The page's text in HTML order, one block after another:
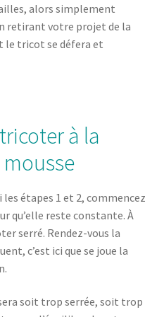
alors simplement
retirant votre projet de la
le tricot se défera et
à la
les étapes 1 et 2, commencez
qu’elle reste constante. À
serré. Rendez-vous la
c’est ici que se joue la
soit trop serrée, soit trop